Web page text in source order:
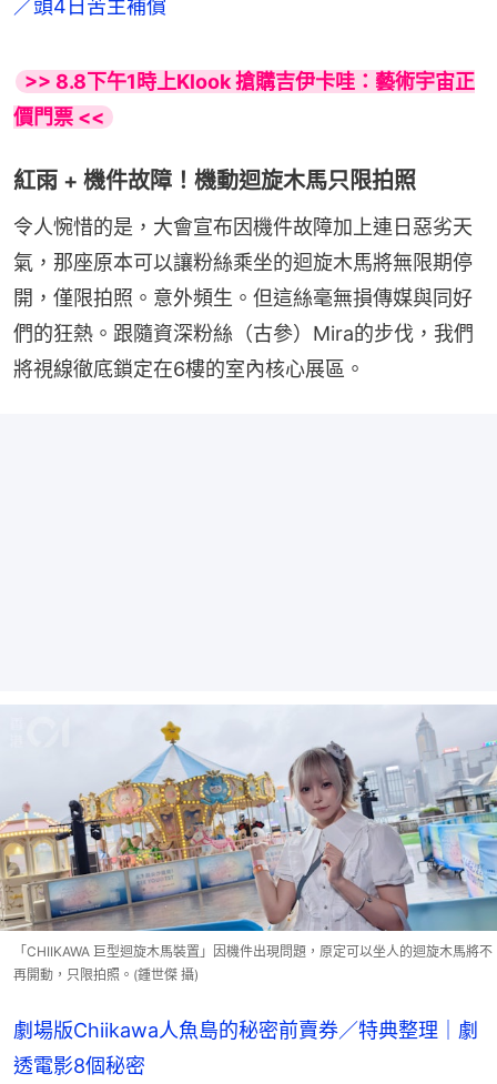
／頭4日苦主補償
>> 8.8下午1時上Klook 搶購吉伊卡哇：藝術宇宙正
價門票 <<
紅雨 + 機件故障！機動迴旋木馬只限拍照
令人惋惜的是，大會宣布因機件故障加上連日惡劣天
氣，那座原本可以讓粉絲乘坐的迴旋木馬將無限期停
開，僅限拍照。意外頻生。但這絲毫無損傳媒與同好
們的狂熱。跟隨資深粉絲（古參）Mira的步伐，我們
將視線徹底鎖定在6樓的室內核心展區。
「CHIIKAWA 巨型迴旋木馬裝置」因機件出現問題，原定可以坐人的迴旋木馬將不
再開動，只限拍照。(鍾世傑 攝)
劇場版Chiikawa人魚島的秘密前賣券／特典整理｜劇
透電影8個秘密